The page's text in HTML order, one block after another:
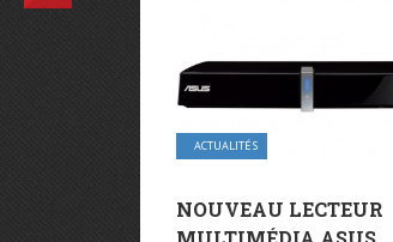
ACTUALITÉS
NOUVEAU LECTEUR